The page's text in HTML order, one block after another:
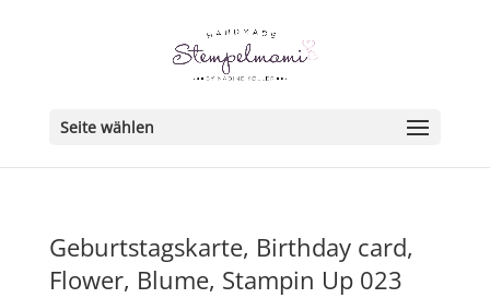
Seite wählen
Geburtstagskarte, Birthday card,
Flower, Blume, Stampin Up 023